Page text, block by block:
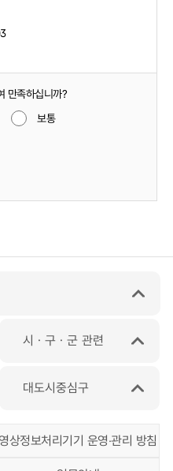
만족하십니까?
보통
시ㆍ구ㆍ군 관련
대도시중심구
상정보처리기기 운영‧관리 방침